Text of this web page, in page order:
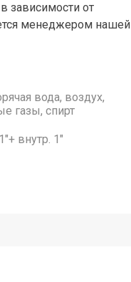
зависимости от
менеджером нашей
вода, воздух,
газы, спирт
внутр. 1"